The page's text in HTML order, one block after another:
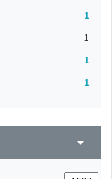
1
1
1
1
arrow_drop_down